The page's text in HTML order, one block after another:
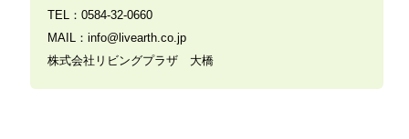
TEL：0584-32-0660
MAIL：info@livearth.co.jp
株式会社リビングプラザ 大橋